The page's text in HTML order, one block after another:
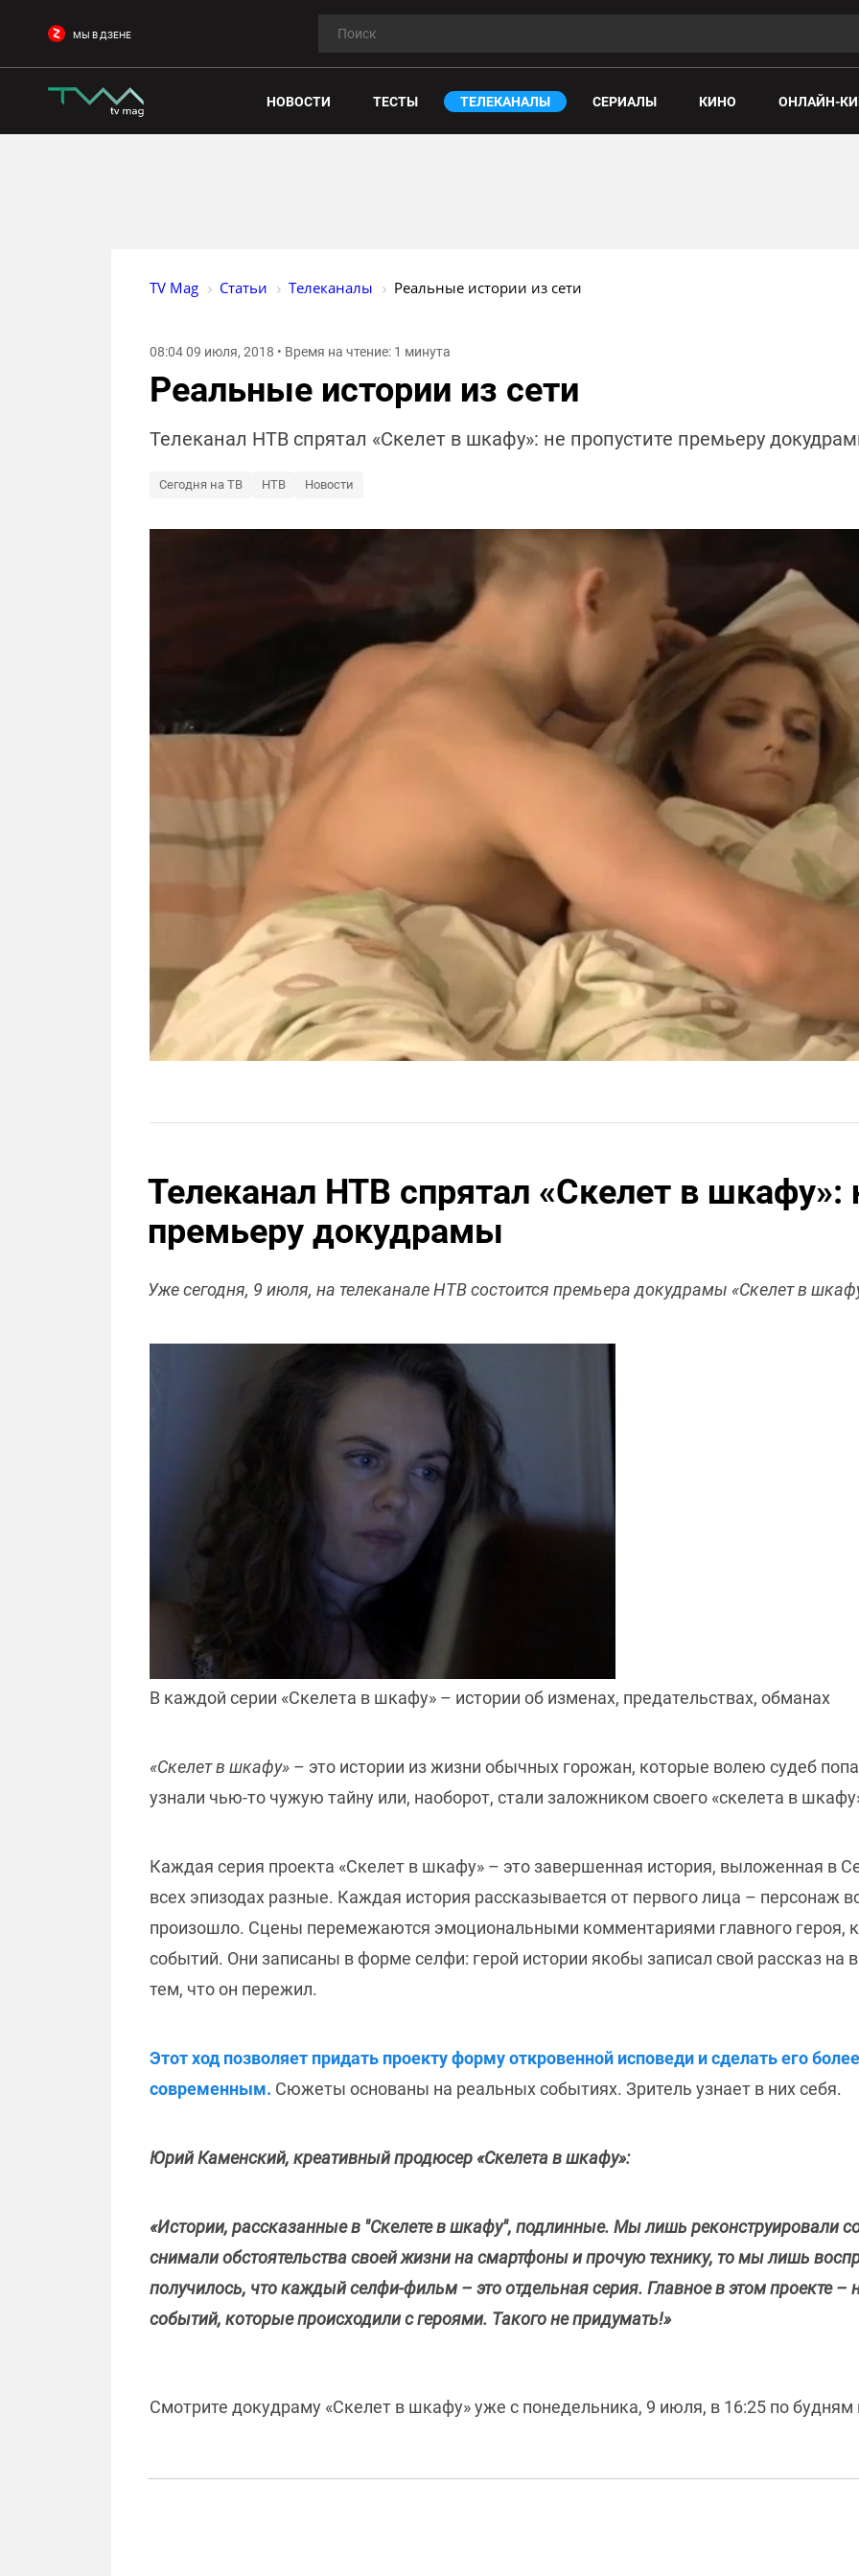
МЫ В ДЗЕНЕ
НОВОСТИ ТЕСТЫ ТЕЛЕКАНАЛЫ СЕРИАЛЫ КИНО ОНЛАЙН-
TV Mag Статьи Телеканалы Реальные истории из сети
08:04 09 июля, 2018 • Время на чтение: 1 минута
Реальные истории из сети
Телеканал НТВ спрятал «Скелет в шкафу»: не пропустите премьеру
Сегодня на ТВ НТВ Новости
Телеканал НТВ спрятал «Скелет в шкафу»:
премьеру докудрамы
Уже сегодня, 9 июля, на телеканале НТВ состоится премьера докудрамы «Скелет в
В каждой серии «Скелета в шкафу» – истории об изменах, предательствах, обманах
«Скелет в шкафу» – это истории из жизни обычных горожан, которые волею судеб
узнали чью-то чужую тайну или, наоборот, стали заложником своего «скелета в
Каждая серия проекта «Скелет в шкафу» – это завершенная история, выложенная в
всех эпизодах разные. Каждая история рассказывается от первого лица – персонаж
произошло. Сцены перемежаются эмоциональными комментариями главного героя,
событий. Они записаны в форме селфи: герой истории якобы записал свой рассказ на
тем, что он пережил.
Этот ход позволяет придать проекту форму откровенной исповеди и сделать его
современным. Сюжеты основаны на реальных событиях. Зритель узнает в них себя.
Юрий Каменский, креативный продюсер «Скелета в шкафу»:
«Истории, рассказанные в "Скелете в шкафу", подлинные. Мы лишь реконструировали
снимали обстоятельства своей жизни на смартфоны и прочую технику, то мы лишь
получилось, что каждый селфи-фильм – это отдельная серия. Главное в этом проекте –
событий, которые происходили с героями. Такого не придумать!»
Смотрите докудраму «Скелет в шкафу» уже с понедельника, 9 июля, в 16:25 по